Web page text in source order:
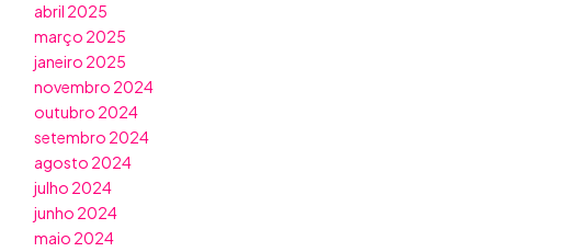
abril 2025
março 2025
janeiro 2025
novembro 2024
outubro 2024
setembro 2024
agosto 2024
julho 2024
junho 2024
maio 2024